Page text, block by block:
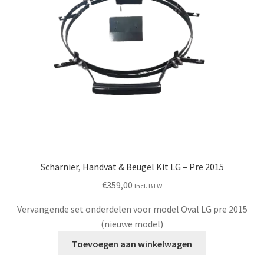
gekozen
worden
op
de
Scharnier, Handvat & Beugel Kit LG – Pre 2015
€359,00 Incl. BTW
Vervangende set onderdelen voor model Oval LG pre 2015
(nieuwe model)
Toevoegen aan winkelwagen